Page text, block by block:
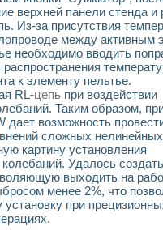
верхней панели стенда и
Из-за присутствия
между активным
необходимо вводить
распространения
к элементу пельтье.
RL-цепь при воздействии
Таким образом,
дает возможность
сложных
картину установления
Удалось
выходить на
менее 2%, что
установку при